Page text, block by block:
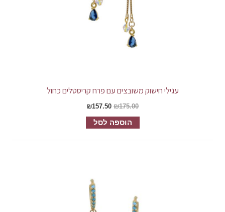
עגילי חישוק משובצים עם פרח קריסטלים כחול
₪175.00
₪157.50
הוספה לסל